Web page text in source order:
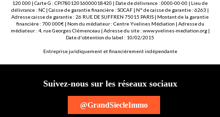
120 000 | Carte G : CPI78012016000018420 | Date de délivrance : 0000-00-00 | Lieu de
délivrance : NC | Caisse de garantie financière : SOCAF | N° de caisse de garantie : 6263 |
Adresse caisse de garantie : 26 RUE DE SUFFREN 75015 PARIS | Montant de la garantie
financière : 700 000€ | Nom du médiateur : Centre Yvelines Médiation | Adresse du
médiateur : 4, rue Georges Clémenceau | Adresse du site : www.yvelines-mediation.org|
Date d'obtention du label : 10/02/2015
Entreprise juridiquement et financièrement indépendante
Suivez-nous sur les réseaux sociaux
@GrandSiecleImmo